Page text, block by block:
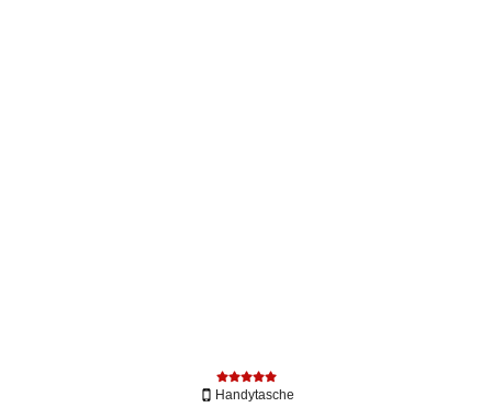
Handytasche